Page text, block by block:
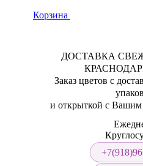
Корзина
ДОСТАВКА
Заказ цветов с
и открыткой с Вашим